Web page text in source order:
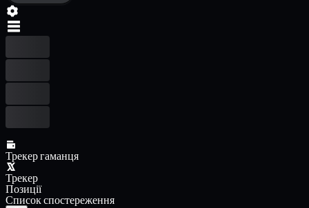
Трекер гаманця
Трекер
Позиції
Список спостереження